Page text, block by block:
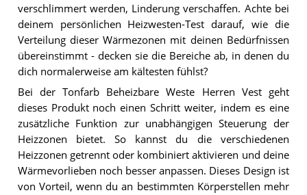
verschlimmert werden, Linderung verschaffen. Achte bei
deinem persönlichen Heizwesten-Test darauf, wie die
Verteilung dieser Wärmezonen mit deinen Bedürfnissen
übereinstimmt - decken sie die Bereiche ab, in denen du
dich normalerweise am kältesten fühlst?
Bei der Tonfarb Beheizbare Weste Herren Vest geht
dieses Produkt noch einen Schritt weiter, indem es eine
zusätzliche Funktion zur unabhängigen Steuerung der
Heizzonen bietet. So kannst du die verschiedenen
Heizzonen getrennt oder kombiniert aktivieren und deine
Wärmevorlieben noch besser anpassen. Dieses Design ist
von Vorteil, wenn du an bestimmten Körperstellen mehr